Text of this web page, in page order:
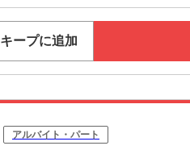
キープに追加
アルバイト・パート